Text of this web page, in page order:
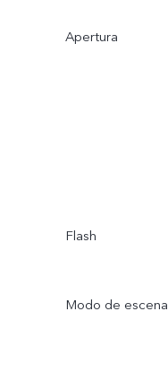
Apertura
Flash
Modo de escena